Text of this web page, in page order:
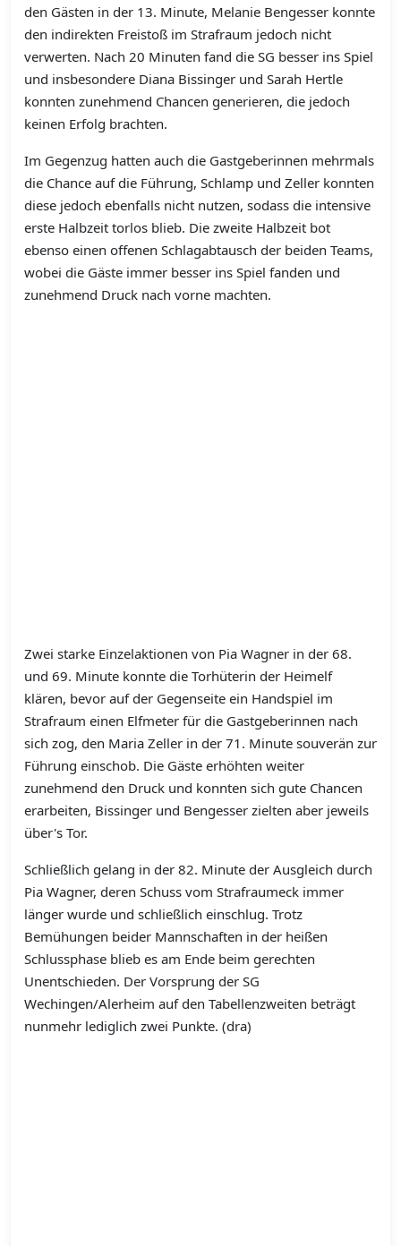
den Gästen in der 13. Minute, Melanie Bengesser konnte
den indirekten Freistoß im Strafraum jedoch nicht
verwerten. Nach 20 Minuten fand die SG besser ins Spiel
und insbesondere Diana Bissinger und Sarah Hertle
konnten zunehmend Chancen generieren, die jedoch
keinen Erfolg brachten.
Im Gegenzug hatten auch die Gastgeberinnen mehrmals
die Chance auf die Führung, Schlamp und Zeller konnten
diese jedoch ebenfalls nicht nutzen, sodass die intensive
erste Halbzeit torlos blieb. Die zweite Halbzeit bot
ebenso einen offenen Schlagabtausch der beiden Teams,
wobei die Gäste immer besser ins Spiel fanden und
zunehmend Druck nach vorne machten.
Zwei starke Einzelaktionen von Pia Wagner in der 68.
und 69. Minute konnte die Torhüterin der Heimelf
klären, bevor auf der Gegenseite ein Handspiel im
Strafraum einen Elfmeter für die Gastgeberinnen nach
sich zog, den Maria Zeller in der 71. Minute souverän zur
Führung einschob. Die Gäste erhöhten weiter
zunehmend den Druck und konnten sich gute Chancen
erarbeiten, Bissinger und Bengesser zielten aber jeweils
über's Tor.
Schließlich gelang in der 82. Minute der Ausgleich durch
Pia Wagner, deren Schuss vom Strafraumeck immer
länger wurde und schließlich einschlug. Trotz
Bemühungen beider Mannschaften in der heißen
Schlussphase blieb es am Ende beim gerechten
Unentschieden. Der Vorsprung der SG
Wechingen/Alerheim auf den Tabellenzweiten beträgt
nunmehr lediglich zwei Punkte. (dra)